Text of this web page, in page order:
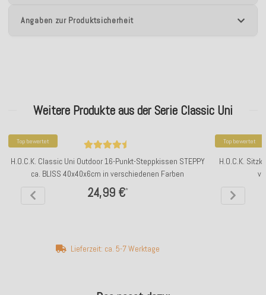
Angaben zur Produktsicherheit
Weitere Produkte aus der Serie Classic Uni
Top bewertet
H.O.C.K. Classic Uni Outdoor 16-Punkt-Steppkissen STEPPY
ca. BLISS 40x40x6cm in verschiedenen Farben
24,99 €*
Lieferzeit: ca. 5-7 Werktage
Top bewertet
H.O.C.K.